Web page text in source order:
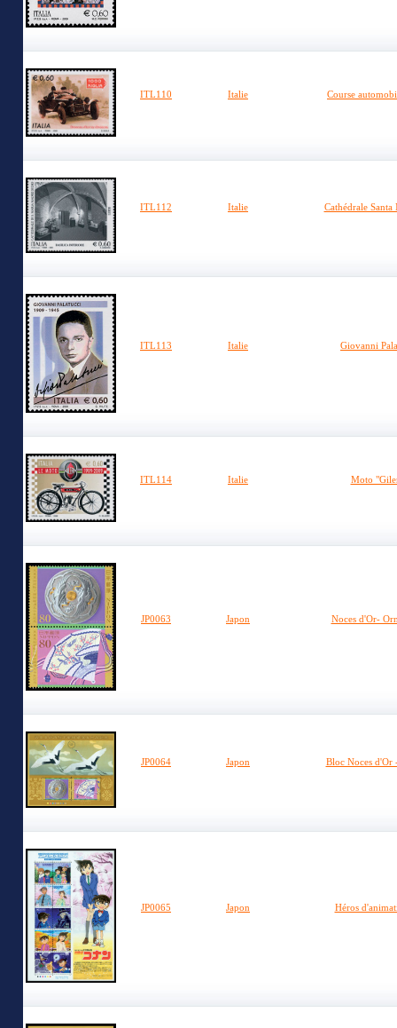
ITL110 Italie Course
ITL112 Italie Cathédrale
ITL113 Italie Giovanni
ITL114 Italie Moto
JP0063 Japon Noces d'Or-
JP0064 Japon Bloc Noces d'Or
JP0065 Japon Héros